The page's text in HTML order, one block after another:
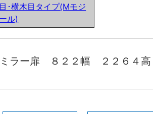
･横木目タイプ(Mモジ
ル)
ー扉 ８２２幅 ２２６４高